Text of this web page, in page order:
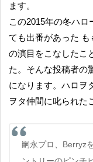
ます。
この2015年の冬ハロ
ても出番があった
の演目をこなしたこ
た。そんな投稿者の
になります。ハロヲ
ヲタ仲間に叱られた
嗣永プロ、Berryzをこなし、Buonoもこなし、その上、カ